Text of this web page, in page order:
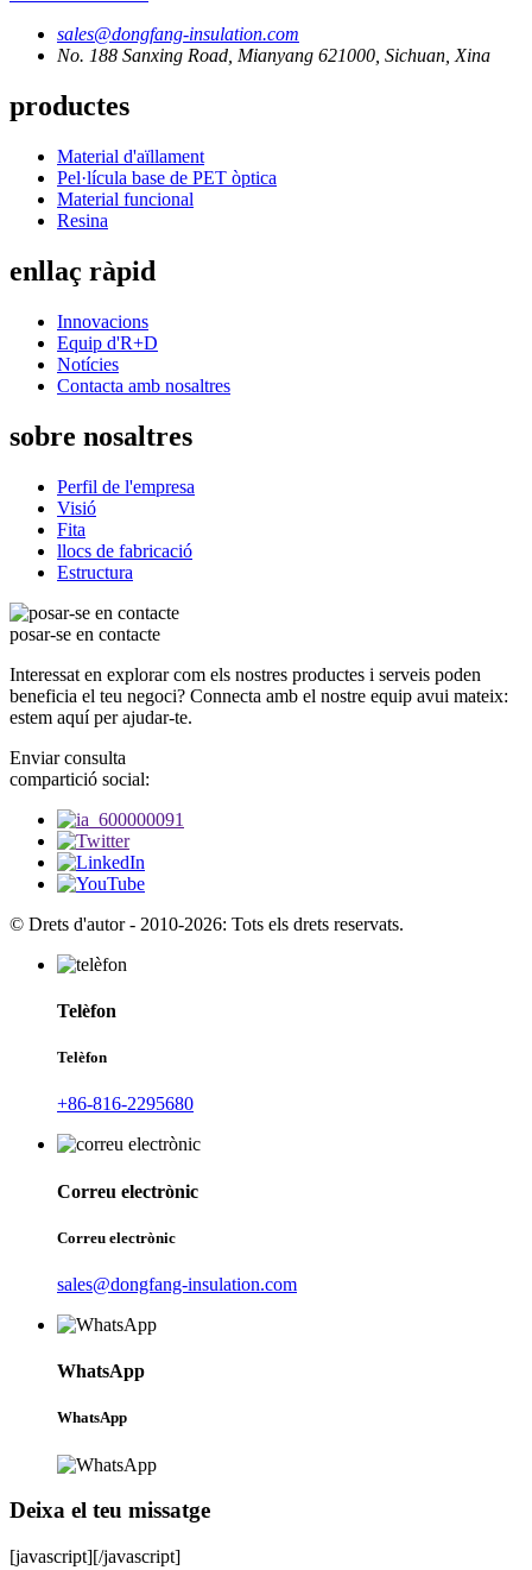
sales@dongfang-insulation.com
No. 188 Sanxing Road, Mianyang 621000, Sichuan, Xina
productes
Material d'aïllament
Pel·lícula base de PET òptica
Material funcional
Resina
enllaç ràpid
Innovacions
Equip d'R+D
Notícies
Contacta amb nosaltres
sobre nosaltres
Perfil de l'empresa
Visió
Fita
llocs de fabricació
Estructura
posar-se en contacte
Interessat en explorar com els nostres productes i serveis poden
beneficia el teu negoci? Connecta amb el nostre equip avui mateix:
estem aquí per ajudar-te.
Enviar consulta
compartició social:
© Drets d'autor - 2010-2026: Tots els drets reservats.
Telèfon
Telèfon
+86-816-2295680
Correu electrònic
Correu electrònic
sales@dongfang-insulation.com
WhatsApp
WhatsApp
Deixa el teu missatge
[javascript][/javascript]